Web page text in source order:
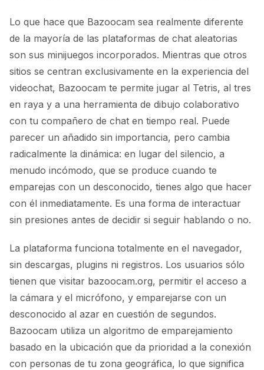
Lo que hace que Bazoocam sea realmente diferente
de la mayoría de las plataformas de chat aleatorias
son sus minijuegos incorporados. Mientras que otros
sitios se centran exclusivamente en la experiencia del
videochat, Bazoocam te permite jugar al Tetris, al tres
en raya y a una herramienta de dibujo colaborativo
con tu compañero de chat en tiempo real. Puede
parecer un añadido sin importancia, pero cambia
radicalmente la dinámica: en lugar del silencio, a
menudo incómodo, que se produce cuando te
emparejas con un desconocido, tienes algo que hacer
con él inmediatamente. Es una forma de interactuar
sin presiones antes de decidir si seguir hablando o no.
La plataforma funciona totalmente en el navegador,
sin descargas, plugins ni registros. Los usuarios sólo
tienen que visitar bazoocam.org, permitir el acceso a
la cámara y el micrófono, y emparejarse con un
desconocido al azar en cuestión de segundos.
Bazoocam utiliza un algoritmo de emparejamiento
basado en la ubicación que da prioridad a la conexión
con personas de tu zona geográfica, lo que significa